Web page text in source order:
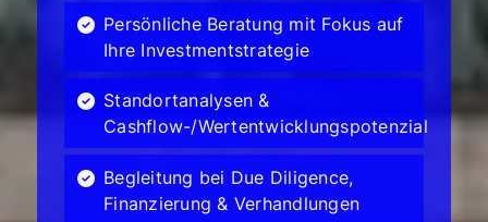
Persönliche Beratung mit Fokus auf
Ihre Investmentstrategie
Standortanalysen &
Cashflow-/Wertentwicklungspotenzial
Begleitung bei Due Diligence,
Finanzierung & Verhandlungen